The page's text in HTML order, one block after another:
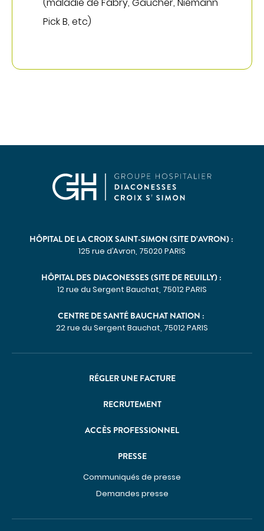
Pick B, etc)
HÔPITAL DE LA CROIX SAINT-SIMON (SITE D’AVRON) :
125 rue d’Avron, 75020 PARIS
HÔPITAL DES DIACONESSES (SITE DE REUILLY) :
12 rue du Sergent Bauchat, 75012 PARIS
CENTRE DE SANTÉ BAUCHAT NATION :
22 rue du Sergent Bauchat, 75012 PARIS
RÉGLER UNE FACTURE
RECRUTEMENT
ACCÈS PROFESSIONNEL
PRESSE
Communiqués de presse
Demandes presse